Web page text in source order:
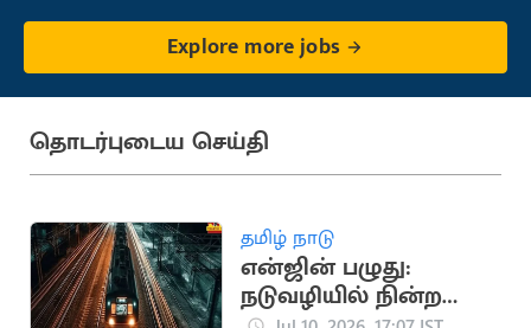
Explore more jobs
தொடர்புடைய செய்தி
தமிழ் நாடு
என்ஜின் பழுது:
நடுவழியில் நின்ற